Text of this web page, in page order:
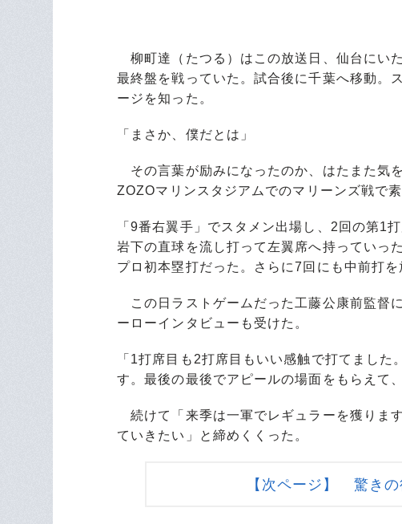
柳町達（たつる）はこの放送日、仙台にい
最終盤を戦っていた。試合後に千葉へ移動。
ージを知った。
「まさか、僕だとは」
その言葉が励みになったのか、はたまた気
ZOZOマリンスタジアムでのマリーンズ戦で
「9番右翼手」でスタメン出場し、2回の第1
岩下の直球を流し打って左翼席へ持っていっ
プロ初本塁打だった。さらに7回にも中前打
この日ラストゲームだった工藤公康前監督
ーローインタビューも受けた。
「1打席目も2打席目もいい感触で打てまし
す。最後の最後でアピールの場面をもらえて
続けて「来季は一軍でレギュラーを獲りま
ていきたい」と締めくくった。
【次ページ】 驚きの